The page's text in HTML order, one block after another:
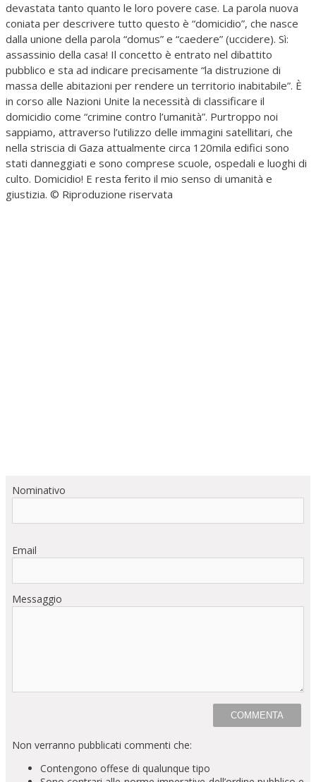
devastata tanto quanto le loro povere case. La parola nuova
coniata per descrivere tutto questo è “domicidio”, che nasce
dalla unione della parola “domus” e “caedere” (uccidere). Sì:
assassinio della casa! Il concetto è entrato nel dibattito
pubblico e sta ad indicare precisamente “la distruzione di
massa delle abitazioni per rendere un territorio inabitabile”. È
in corso alle Nazioni Unite la necessità di classificare il
domicidio come “crimine contro l’umanità”. Purtroppo noi
sappiamo, attraverso l’utilizzo delle immagini satellitari, che
nella striscia di Gaza attualmente circa 120mila edifici sono
stati danneggiati e sono comprese scuole, ospedali e luoghi di
culto. Domicidio! E resta ferito il mio senso di umanità e
giustizia. © Riproduzione riservata
Nominativo
Email
Messaggio
Non verranno pubblicati commenti che:
Contengono offese di qualunque tipo